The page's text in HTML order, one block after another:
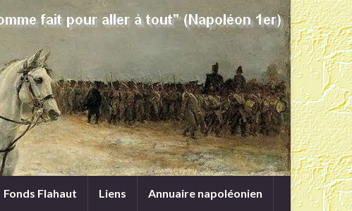
Fonds Flahaut Liens Annuaire napoléonien